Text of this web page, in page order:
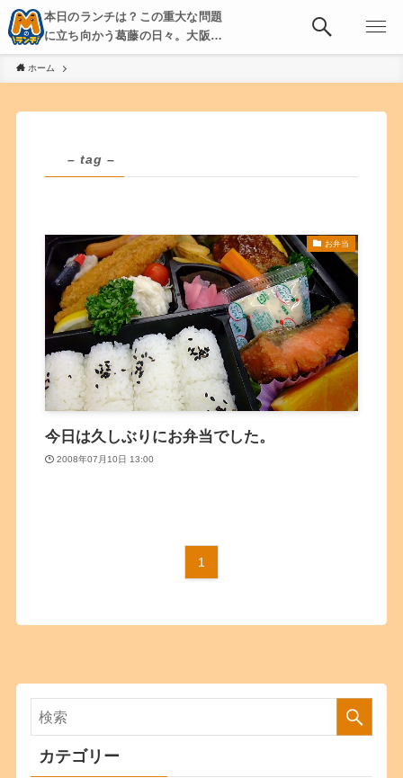
本日のランチは？この重大な問題
に立ち向かう葛藤の日々。大阪・
京都・神戸を中心とした食べ歩
き、飲み歩きを綴る。
ホーム
– tag –
お弁当
今日は久しぶりにお弁当でした。
2008年07月10日 13:00
1
カテゴリー